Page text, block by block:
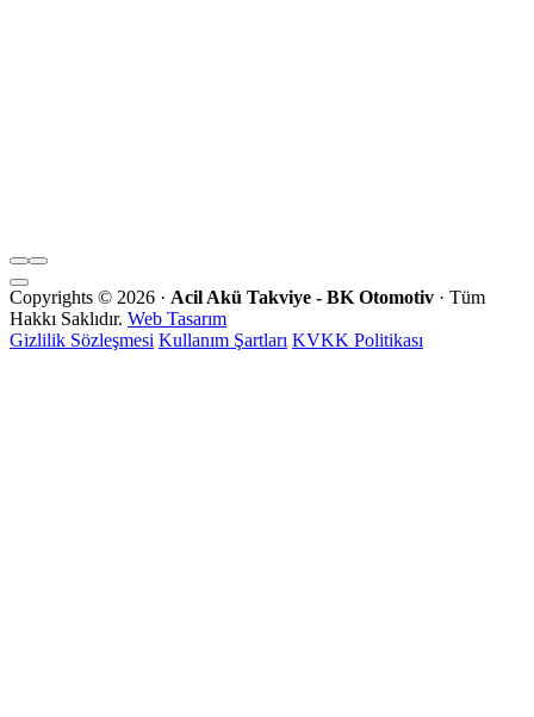
Copyrights © 2026 · Acil Akü Takviye - BK Otomotiv · Tüm
Hakkı Saklıdır. Web Tasarım
Gizlilik Sözleşmesi Kullanım Şartları KVKK Politikası